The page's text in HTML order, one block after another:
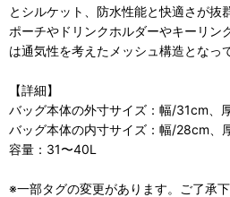
とシルケット、防水性能と快適さが抜
ポーチやドリンクホルダーやキーリン
は通気性を考えたメッシュ構造となっ
【詳細】
バッグ本体の外寸サイズ：幅/31cm、
バッグ本体の内寸サイズ：幅/28cm、
容量：31〜40L
※一部タグの変更があります。ご了承下